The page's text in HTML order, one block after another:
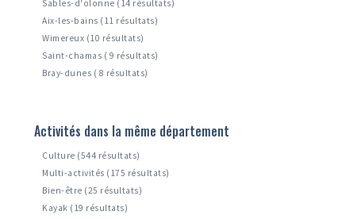
Sables-d'olonne (14 résultats)
Aix-les-bains (11 résultats)
Wimereux (10 résultats)
Saint-chamas ( 9 résultats)
Bray-dunes ( 8 résultats)
Activités dans la même département
Culture (544 résultats)
Multi-activités (175 résultats)
Bien-être (25 résultats)
Kayak (19 résultats)